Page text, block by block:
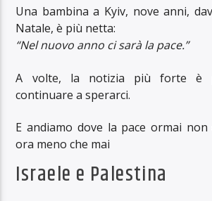
Una bambina a Kyiv, nove anni,
Natale, è più netta:
“Nel nuovo anno ci sarà la pace.”
A volte, la notizia più forte è
continuare a sperarci.
E andiamo dove la pace ormai non
ora meno che mai
Israele e Palestina